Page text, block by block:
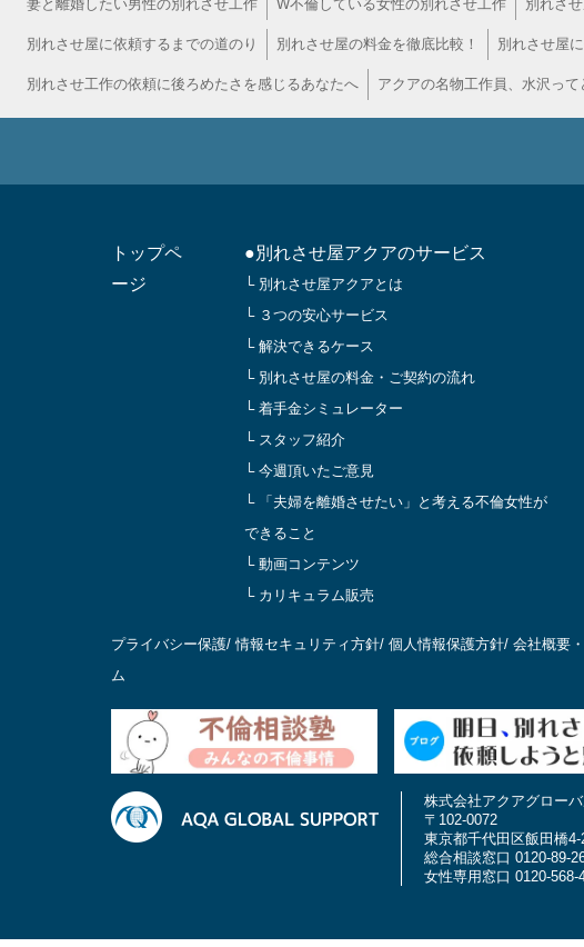
妻と離婚したい男性の別れさせ工作 W不倫している女性の別れさせ工作 別れさ
別れさせ屋に依頼するまでの道のり 別れさせ屋の料金を徹底比較！ 別れさせ屋
別れさせ工作の依頼に後ろめたさを感じるあなたへ アクアの名物工作員、水沢って
トップペ
ージ
●別れさせ屋アクアのサービス
└ 別れさせ屋アクアとは
└ ３つの安心サービス
└ 解決できるケース
└ 別れさせ屋の料金・ご契約の流れ
└ 着手金シミュレーター
└ スタッフ紹介
└ 今週頂いたご意見
└ 「夫婦を離婚させたい」と考える不倫女性が
できること
└ 動画コンテンツ
└ カリキュラム販売
プライバシー保護/情報セキュリティ方針/ 個人情報保護方針/ 会社概要
ム
株式会社アクアグロー
〒102-0072
東京都千代田区飯田橋
総合相談窓口 0120-89-
女性専用窓口 0120-